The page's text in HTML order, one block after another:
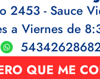
2453 - Sauce
a Viernes de
QUE ME